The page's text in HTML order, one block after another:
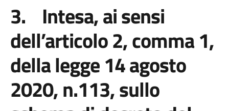
3. Intesa, ai sensi
dell’articolo 2, comma 1,
della legge 14 agosto
2020, n.113, sullo